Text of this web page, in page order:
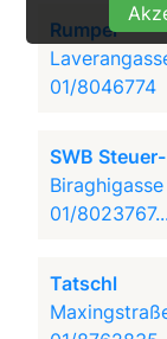
Rumpel
01/8046774
SWB
Biraghigasse
01/
Tatschl